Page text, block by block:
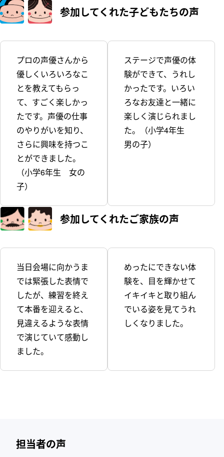
参加してくれた子どもたちの声
プロの声優さんから
優しくいろいろなこ
とを教えてもらっ
て、すごく楽しかっ
たです。声優の仕事
のやりがいを知り、
さらに興味を持つこ
とができました。
（小学6年生 女の
子）
ステージで声優の体
験ができて、うれし
かったです。いろい
ろなお友達と一緒に
楽しく演じられまし
た。（小学4年生
男の子）
参加してくれたご家族の声
当日会場に向かうま
では緊張した表情で
したが、練習を終え
て本番を迎えると、
見違えるような表情
で演じていて感動し
ました。
めったにできない体
験を、目を輝かせて
イキイキと取り組ん
でいる姿を見てうれ
しくなりました。
担当者の声